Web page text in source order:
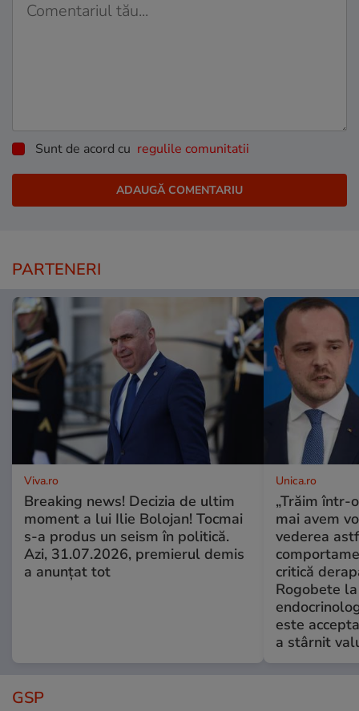
Sunt de acord cu regulile comunitatii
PARTENERI
Viva.ro
Breaking news! Decizia de ultim
moment a lui Ilie Bolojan! Tocmai
s-a produs un seism în politică.
Azi, 31.07.2026, premierul demis
a anunțat tot
Unica.ro
„Trăim într-
mai avem
vederea
critică
Rogobete
este
a stârnit
GSP